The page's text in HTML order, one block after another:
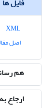
اصل
هم
ارجاع